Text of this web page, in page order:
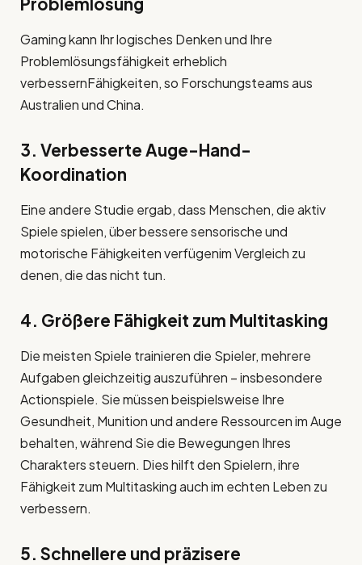
Gaming kann Ihr logisches Denken und Ihre
Problemlösungsfähigkeit erheblich
verbessernFähigkeiten, so Forschungsteams aus
Australien und China.
3. Verbesserte Auge-Hand-
Koordination
Eine andere Studie ergab, dass Menschen, die aktiv
Spiele spielen, über bessere sensorische und
motorische Fähigkeiten verfügenim Vergleich zu
denen, die das nicht tun.
4. Größere Fähigkeit zum Multitasking
Die meisten Spiele trainieren die Spieler, mehrere
Aufgaben gleichzeitig auszuführen – insbesondere
Actionspiele. Sie müssen beispielsweise Ihre
Gesundheit, Munition und andere Ressourcen im Auge
behalten, während Sie die Bewegungen Ihres
Charakters steuern. Dies hilft den Spielern, ihre
Fähigkeit zum Multitasking auch im echten Leben zu
verbessern.
5. Schnellere und präzisere